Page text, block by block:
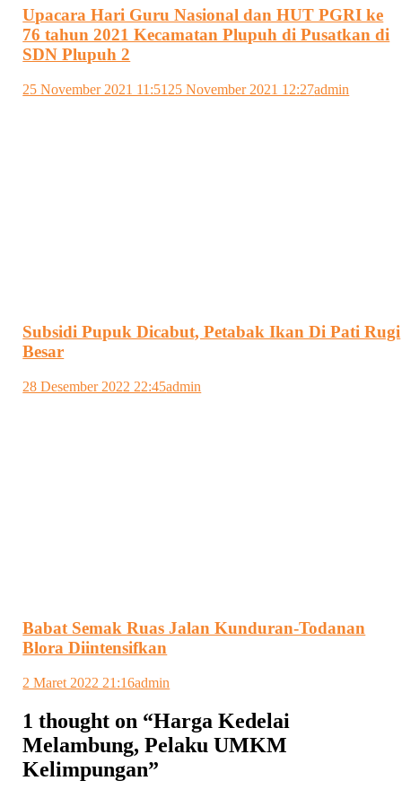
Upacara Hari Guru Nasional dan HUT PGRI ke
76 tahun 2021 Kecamatan Plupuh di Pusatkan di
SDN Plupuh 2
25 November 2021 11:51 25 November 2021 12:27admin
Subsidi Pupuk Dicabut, Petabak Ikan Di Pati Rugi
Besar
28 Desember 2022 22:45admin
Babat Semak Ruas Jalan Kunduran-Todanan
Blora Diintensifkan
2 Maret 2022 21:16admin
1 thought on “Harga Kedelai
Melambung, Pelaku UMKM
Kelimpungan”